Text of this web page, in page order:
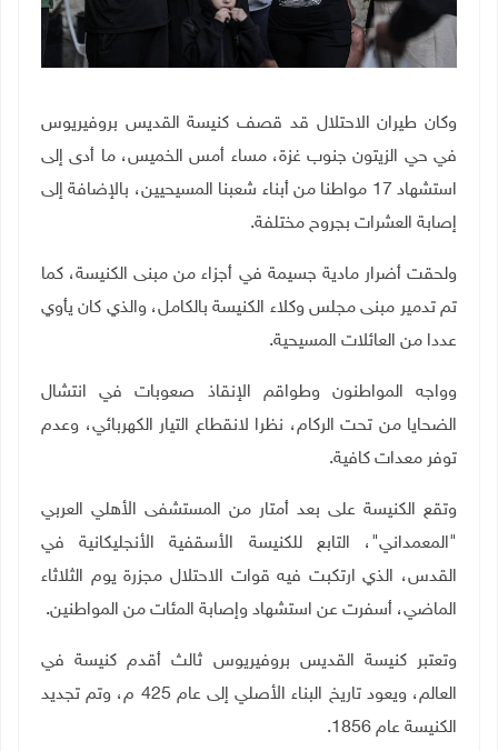
وكان طيران الاحتلال قد قصف كنيسة القديس بروفيريوس
في حي الزيتون جنوب غزة، مساء أمس الخميس، ما أدى إلى
استشهاد 17 مواطنا من أبناء شعبنا المسيحيين، بالإضافة إلى
إصابة العشرات بجروح مختلفة.
ولحقت أضرار مادية جسيمة في أجزاء من مبنى الكنيسة، كما
تم تدمير مبنى مجلس وكلاء الكنيسة بالكامل، والذي كان يأوي
عددا من العائلات المسيحية.
وواجه المواطنون وطواقم الإنقاذ صعوبات في انتشال
الضحايا من تحت الركام، نظرا لانقطاع التيار الكهربائي، وعدم
توفر معدات كافية.
وتقع الكنيسة على بعد أمتار من المستشفى الأهلي العربي
"المعمداني"، التابع للكنيسة الأسقفية الأنجليكانية في
القدس، الذي ارتكبت فيه قوات الاحتلال مجزرة يوم الثلاثاء
الماضي، أسفرت عن استشهاد وإصابة المئات من المواطنين.
وتعتبر كنيسة القديس بروفيريوس ثالث أقدم كنيسة في
العالم، ويعود تاريخ البناء الأصلي إلى عام 425 م، وتم تجديد
الكنيسة عام 1856
.